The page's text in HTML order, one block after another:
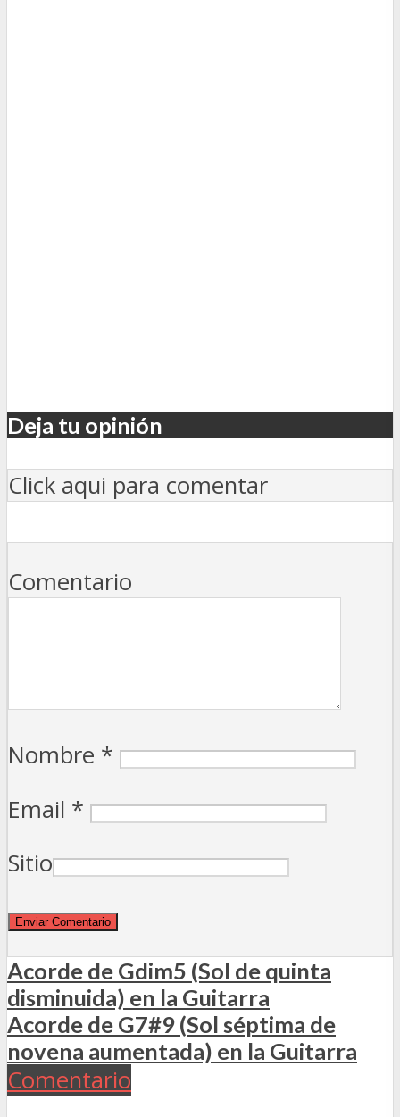
Deja tu opinión
Click aqui para comentar
Comentario
Nombre *
Email *
Sitio
Acorde de Gdim5 (Sol de quinta
disminuida) en la Guitarra
Acorde de G7#9 (Sol séptima de
novena aumentada) en la Guitarra
Comentario